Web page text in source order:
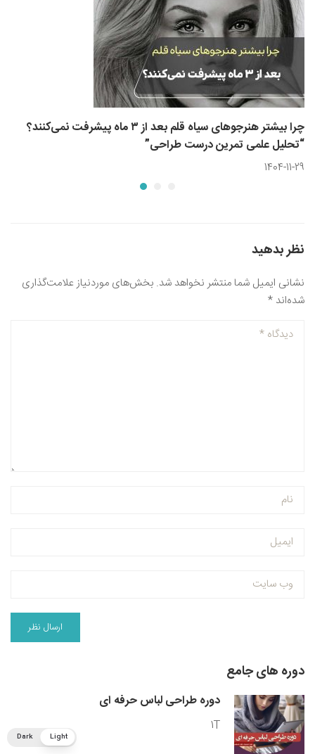
چرا بیشتر هنرجوهای سیاه قلم بعد از ۳ ماه پیشرفت نمی‌کنند؟
“تحلیل علمی تمرین درست طراحی”
1404-11-29
نظر بدهید
نشانی ایمیل شما منتشر نخواهد شد. بخش‌های موردنیاز علامت‌گذاری
شده‌اند *
دوره های جامع
دوره طراحی لباس حرفه ای
1T
Light
Dark